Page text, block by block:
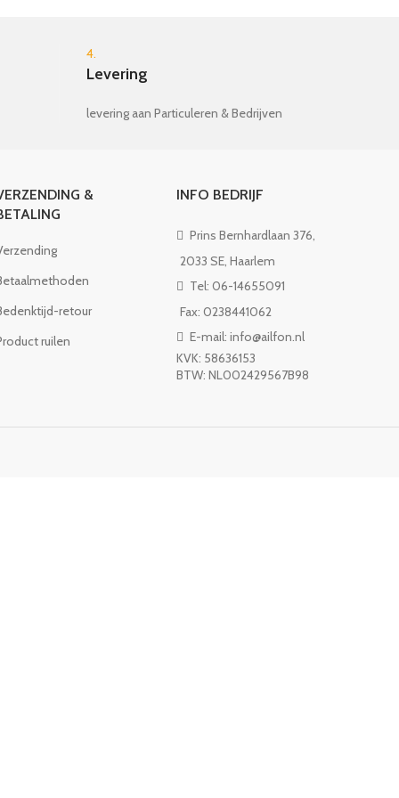
4.
Levering
levering aan Particuleren & Bedrijven
&
retour
ruilen
INFO BEDRIJF
Prins Bernhardlaan 376,
2033 SE, Haarlem
Tel: 06-14655091
Fax: 0238441062
E-mail: info@ailfon.nl
KVK: 58636153
BTW: NL002429567B98